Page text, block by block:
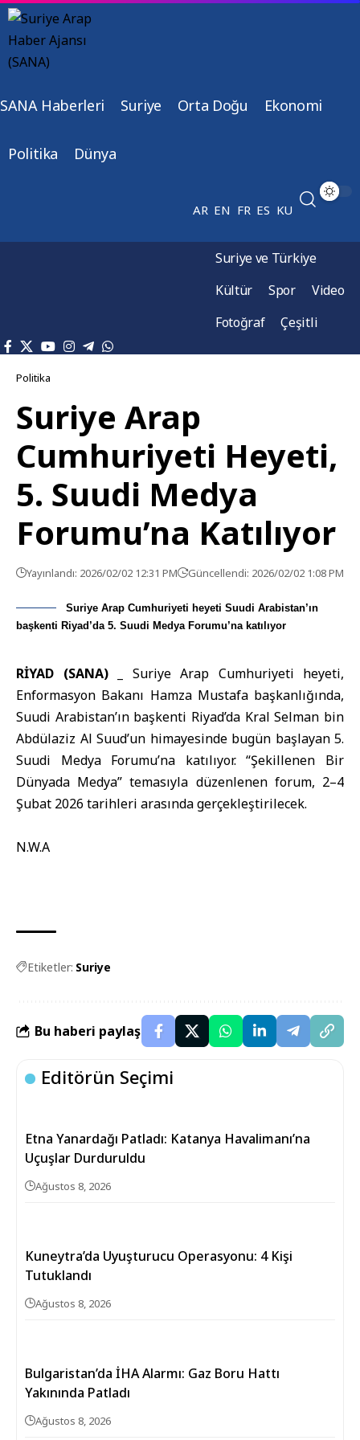
SANA Haberleri Suriye Orta Doğu Ekonomi
Politika Dünya
AR EN FR ES KU
Suriye ve Türkiye
Kültür
Spor
Video
Fotoğraf
Çeşitli
Politika
Suriye Arap
Cumhuriyeti Heyeti,
5. Suudi Medya
Forumu’na Katılıyor
Yayınlandı: 2026/02/02 12:31 PM Güncellendi: 2026/02/02 1:08 PM
Suriye Arap Cumhuriyeti heyeti Suudi Arabistan’ın
başkenti Riyad’da 5. Suudi Medya Forumu’na katılıyor
RİYAD (SANA) _ Suriye Arap Cumhuriyeti heyeti,
Enformasyon Bakanı Hamza Mustafa başkanlığında,
Suudi Arabistan’ın başkenti Riyad’da Kral Selman bin
Abdülaziz Al Suud’un himayesinde bugün başlayan 5.
Suudi Medya Forumu’na katılıyor. “Şekillenen Bir
Dünyada Medya” temasıyla düzenlenen forum, 2–4
Şubat 2026 tarihleri arasında gerçekleştirilecek.
N.W.A
Etiketler: Suriye
Bu haberi paylaş
Editörün Seçimi
Etna Yanardağı Patladı: Katanya Havalimanı’na
Uçuşlar Durduruldu
Ağustos 8, 2026
Kuneytra’da Uyuşturucu Operasyonu: 4 Kişi
Tutuklandı
Ağustos 8, 2026
Bulgaristan’da İHA Alarmı: Gaz Boru Hattı
Yakınında Patladı
Ağustos 8, 2026